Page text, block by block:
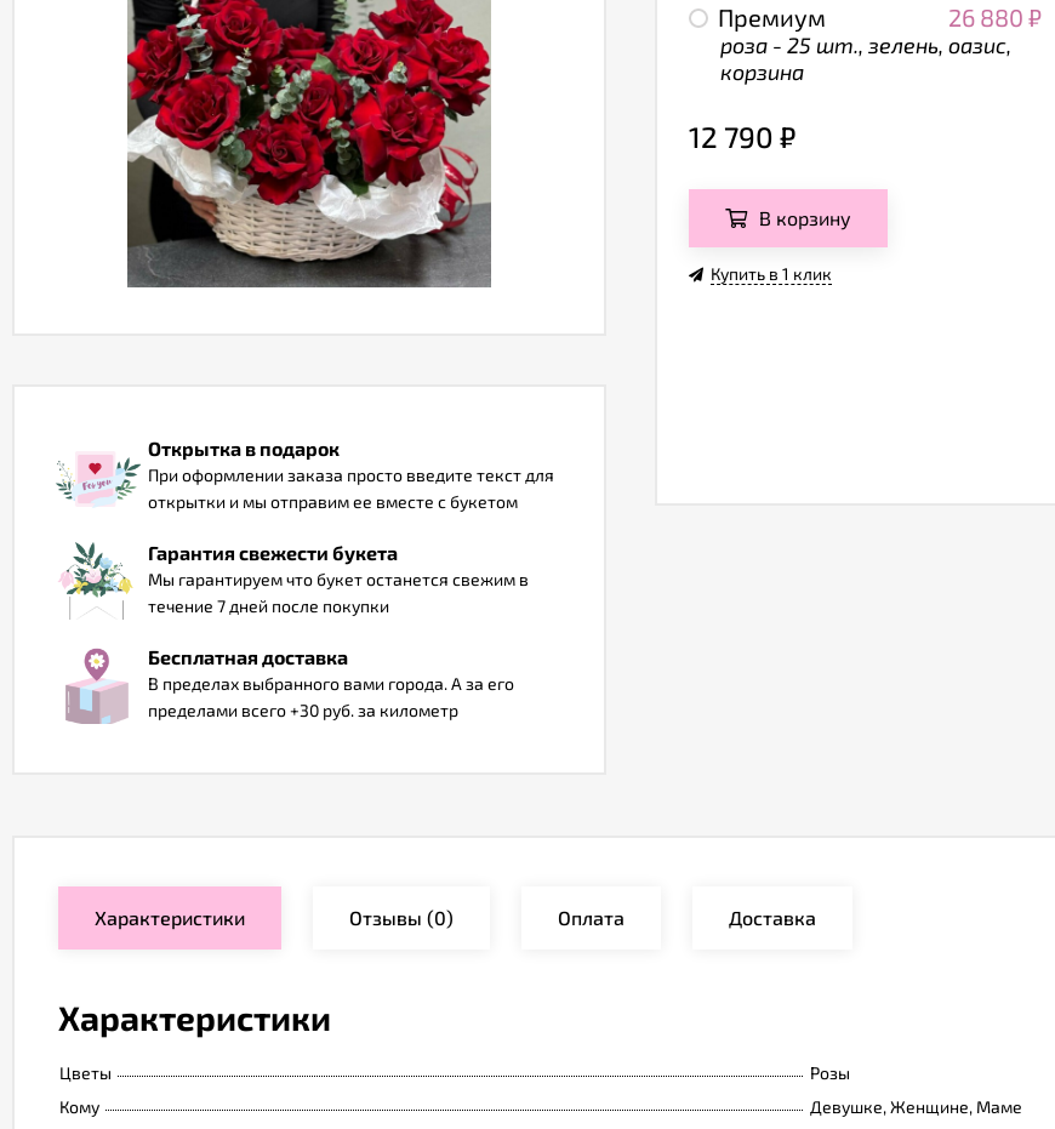
Открытка в подарок
При оформлении заказа просто введите текст для
открытки и мы отправим ее вместе с букетом
Гарантия свежести букета
Мы гарантируем что букет останется свежим в
течение 7 дней после покупки
Бесплатная доставка
В пределах выбранного вами города. А за его
пределами всего +30 руб. за километр
Премиум 26 880 ₽
роза - 25 шт., зелень, оазис,
корзина
12 790 ₽
В корзину
Купить в 1 клик
Характеристики Отзывы (0) Оплата Доставка
Характеристики
Цветы
Розы
Кому
Девушке, Женщине, Маме